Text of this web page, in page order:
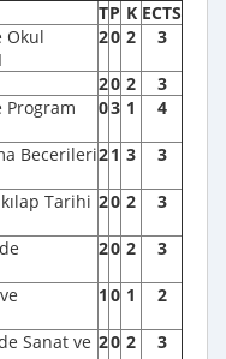
TP K ECTS
Okul
20 2 3
20 2
3
Program
03 1 4
Becerileri21 3 3
Tarihi 20 2 3
20 2 3
1 0 1 2
Sanat ve 20 2 3